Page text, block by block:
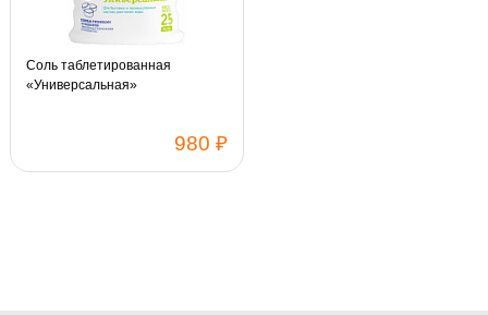
Соль таблетированная
«Универсальная»
980 ₽